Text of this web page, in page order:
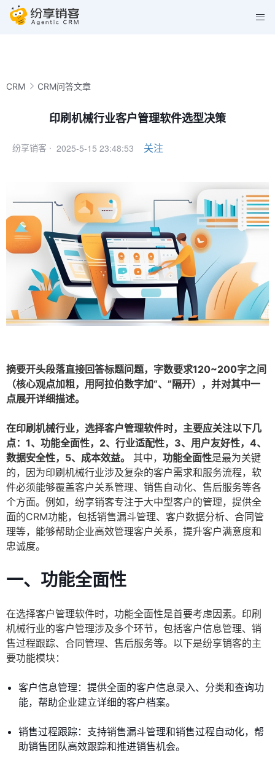
CRM CRM问答文章
印刷机械行业客户管理软件选型决策
纷享销客 · 2025-5-15 23:48:53 关注
摘要开头段落直接回答标题问题，字数要求120~200字之间
（核心观点加粗，用阿拉伯数字加“、”隔开），并对其中一
点展开详细描述。
在印刷机械行业，选择客户管理软件时，主要应关注以下几
点：1、功能全面性，2、行业适配性，3、用户友好性，4、
数据安全性，5、成本效益。
其中， 功能全面性是最为关键
的，因为印刷机械行业涉及复杂的客户需求和服务流程，软
件必须能够覆盖客户关系管理、销售自动化、售后服务等各
个方面。例如，纷享销客专注于大中型客户的管理，提供全
面的CRM功能，包括销售漏斗管理、客户数据分析、合同管
理等，能够帮助企业高效管理客户关系，提升客户满意度和
忠诚度。
一、功能全面性
在选择客户管理软件时，功能全面性是首要考虑因素。印刷
机械行业的客户管理涉及多个环节，包括客户信息管理、销
售过程跟踪、合同管理、售后服务等。以下是纷享销客的主
要功能模块：
客户信息管理：提供全面的客户信息录入、分类和查询功
能，帮助企业建立详细的客户档案。
销售过程跟踪：支持销售漏斗管理和销售过程自动化，帮
助销售团队高效跟踪和推进销售机会。